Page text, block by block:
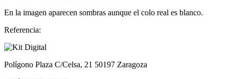
En la imagen aparecen sombras aunque el colo real es blanco.
Referencia:
Polígono Plaza C/Celsa, 21 50197 Zaragoza